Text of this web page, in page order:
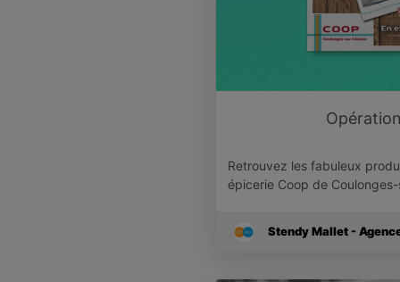
Retrouvez les fabuleux
épicerie Coop de
Stendy Mallet -